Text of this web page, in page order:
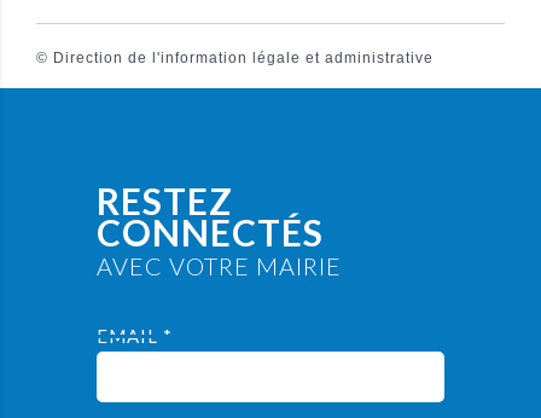
© Direction de l'information légale et administrative
RESTEZ
CONNECTÉS
AVEC VOTRE MAIRIE
EMAIL *